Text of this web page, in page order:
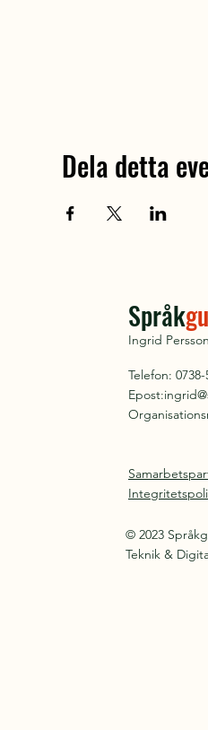
Dela detta
Språk
Ingrid
Telefon: 0738-
Epost:
© 2023
Teknik &